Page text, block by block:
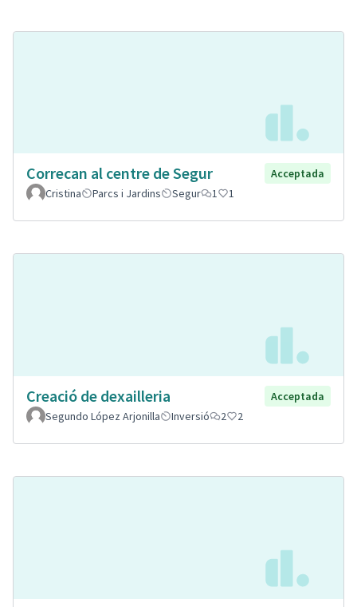
Correcan al centre de Segur
Acceptada
Cristina
Parcs i Jardins Segur 1 1
Creació de dexailleria
Acceptada
Segundo López Arjonilla
Inversió 2 2